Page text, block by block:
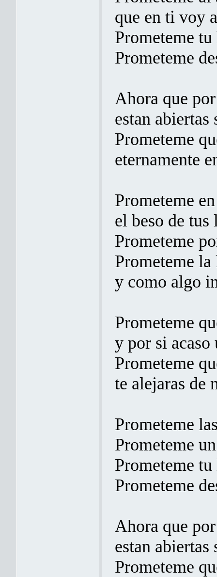
que en ti voy
Prometeme
Prometeme
Ahora que
estan
Prometeme
eternamente
Prometeme
el beso de tus
Prometeme
Prometeme la
y como algo
Prometeme
y por si acaso
Prometeme
te alejaras de
Prometeme
Prometeme
Prometeme
Prometeme
Ahora que
estan
Prometeme